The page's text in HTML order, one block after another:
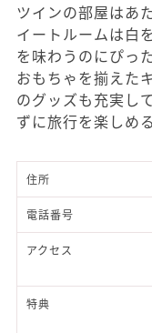
ツインの部屋はあ
イートルームは白
を味わうのにぴっ
おもちゃを揃えた
のグッズも充実し
ずに旅行を楽しめ
住所
電話番号
アクセス
特典